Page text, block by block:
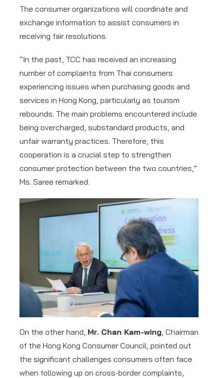
The consumer organizations will coordinate and
exchange information to assist consumers in
receiving fair resolutions.
“In the past, TCC has received an increasing
number of complaints from Thai consumers
experiencing issues when purchasing goods and
services in Hong Kong, particularly as tourism
rebounds. The main problems encountered include
being overcharged, substandard products, and
unfair warranty practices. Therefore, this
cooperation is a crucial step to strengthen
consumer protection between the two countries,”
Ms. Saree remarked.
On the other hand, Mr. Chan Kam-wing , Chairman
of the Hong Kong Consumer Council, pointed out
the significant challenges consumers often face
when following up on cross-border complaints,